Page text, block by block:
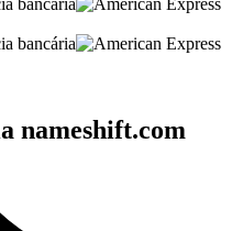
nameshift.com